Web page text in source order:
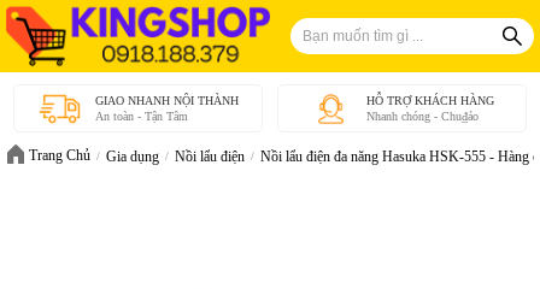
GIAO NHANH NỘI THÀNH
An toàn - Tận Tâm
HỖ TRỢ KHÁCH HÀNG
Nhanh chóng - Chu₫áo
Trang Chủ Gia dụng Nồi lẩu điện Nồi lẩu điện đa năng Hasuka HSK-555 - Hàng